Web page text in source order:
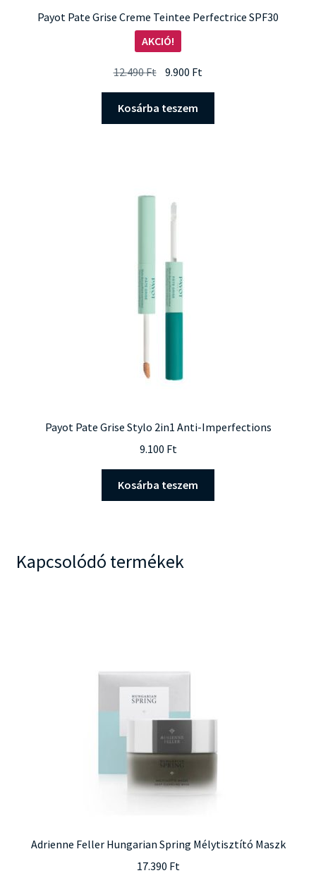
Payot Pate Grise Creme Teintee Perfectrice SPF30
AKCIÓ!
12.490Ft Original
price
was:
12.490 Ft.
9.900 Ft
price
9.900 Ft.
Kosárba teszem
Payot Pate Grise Stylo 2in1 Anti-Imperfections
9.100 Ft
Kosárba teszem
Kapcsolódó termékek
Adrienne Feller Hungarian Spring Mélytisztító Maszk
17.390 Ft